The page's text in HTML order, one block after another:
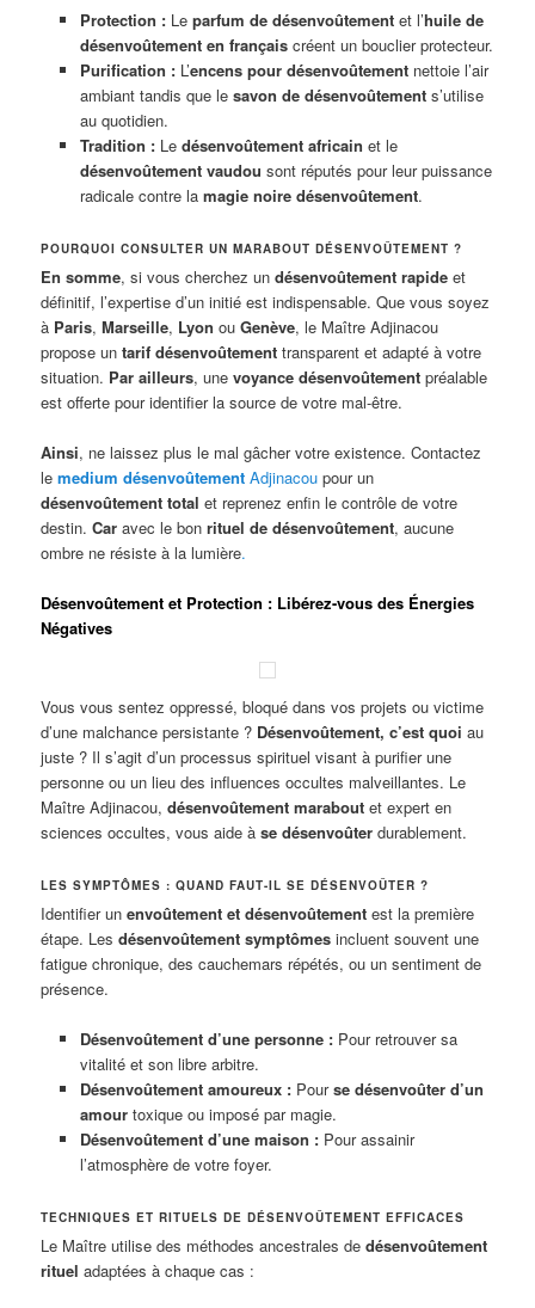
Protection :Le parfum de désenvoûtementet l’huile de
désenvoûtement en françaiscréent un bouclier protecteur.
Purification :L’encens pour désenvoûtementnettoie l’air
ambiant tandis que le savon de désenvoûtements’utilise
au quotidien.
Tradition :Le désenvoûtement africain et le
désenvoûtement vaudou sont réputés pour leur puissance
radicale contre la magie noire désenvoûtement.
POURQUOI CONSULTER UN MARABOUT DÉSENVOÛTEMENT ?
En somme, si vous cherchez undésenvoûtement rapide et
définitif, l’expertise d’un initié est indispensable. Que vous soyez
à Paris,Marseille, Lyon ouGenève, le Maître Adjinacou
propose untarif désenvoûtement transparent et adapté à votre
situation. Par ailleurs, unevoyance désenvoûtement préalable
est offerte pour identifier la source de votre mal-être.
Ainsi, ne laissez plus le mal gâcher votre existence. Contactez
lemedium désenvoûtement Adjinacou pour un
désenvoûtement total et reprenez enfin le contrôle de votre
destin.Car avec le bonrituel de désenvoûtement, aucune
ombre ne résiste à la lumière.
Désenvoûtement et Protection : Libérez-vous des Énergies
Négatives
Vous vous sentez oppressé, bloqué dans vos projets ou victime
d’une malchance persistante ? Désenvoûtement, c’est quoi au
juste ? Il s’agit d’un processus spirituel visant à purifier une
personne ou un lieu des influences occultes malveillantes. Le
Maître Adjinacou,désenvoûtement marabout et expert en
sciences occultes, vous aide àse désenvoûter durablement.
LES SYMPTÔMES : QUAND FAUT-IL SE DÉSENVOÛTER ?
Identifier unenvoûtement et désenvoûtement est la première
étape. Lesdésenvoûtement symptômes incluent souvent une
fatigue chronique, des cauchemars répétés, ou un sentiment de
présence.
Désenvoûtement d’une personne :Pour retrouver sa
vitalité et son libre arbitre.
Désenvoûtement amoureux :Pourse désenvoûter d’un
amourtoxique ou imposé par magie.
Désenvoûtement d’une maison :Pour assainir
l’atmosphère de votre foyer.
TECHNIQUES ET RITUELS DE DÉSENVOÛTEMENT EFFICACES
Le Maître utilise des méthodes ancestrales dedésenvoûtement
rituel adaptées à chaque cas :